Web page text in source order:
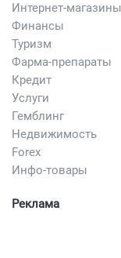
Интернет-магазины
Финансы
Туризм
Фарма-препараты
Кредит
Услуги
Гемблинг
Недвижимость
Forex
Инфо-товары
Реклама